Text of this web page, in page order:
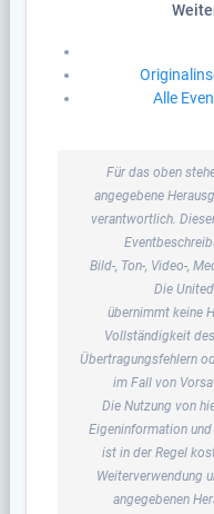
Alle
Für das oben
angegebene
verantwortlich.
Bild-, Ton-, Video-,
Die
übernimmt keine
Vollständigkeit
Übertragungsfehlern
im Fall von
Die Nutzung von
Eigeninformation
ist in der Regel
Weiterverwendung
angegebenen